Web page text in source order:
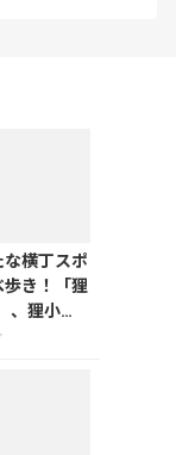
横丁スポ
歩き！「狸
、狸小路2
日オープ